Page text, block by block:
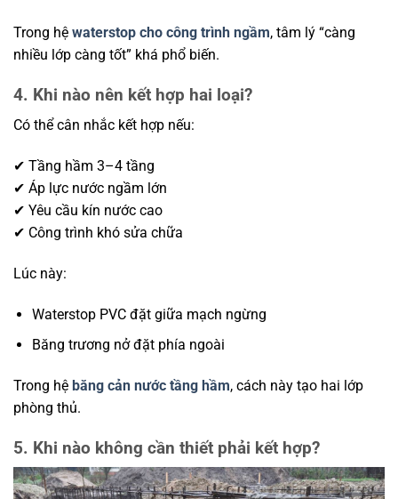
Trong hệ waterstop cho công trình ngầm, tâm lý “càng
nhiều lớp càng tốt” khá phổ biến.
4. Khi nào nên kết hợp hai loại?
Có thể cân nhắc kết hợp nếu:
✔ Tầng hầm 3–4 tầng
✔ Áp lực nước ngầm lớn
✔ Yêu cầu kín nước cao
✔ Công trình khó sửa chữa
Lúc này:
Waterstop PVC đặt giữa mạch ngừng
Băng trương nở đặt phía ngoài
Trong hệ băng cản nước tầng hầm, cách này tạo hai lớp
phòng thủ.
5. Khi nào không cần thiết phải kết hợp?